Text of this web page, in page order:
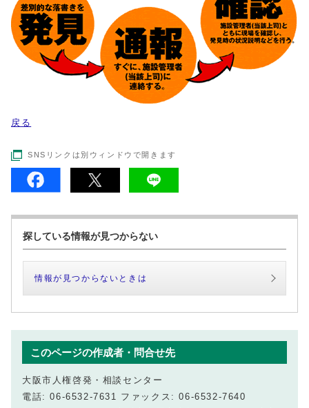
戻る
SNSリンクは別ウィンドウで開きます
探している情報が見つからない
情報が見つからないときは
このページの作成者・問合せ先
大阪市人権啓発・相談センター
電話: 06-6532-7631 ファックス: 06-6532-7640